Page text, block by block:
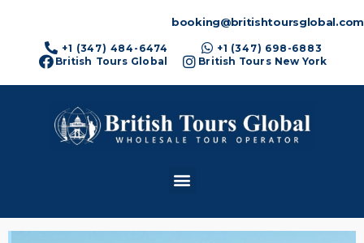
booking@britishtoursglobal.com
+1 (347) 484-6474
+1 (347) 698-6883
British Tours Global
British Tours New York